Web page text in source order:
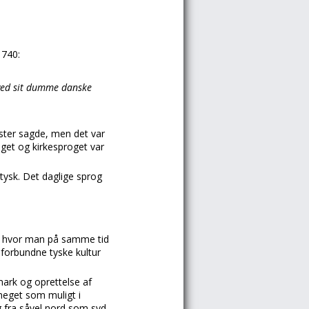
sit dumme danske
sagde, men det var
og kirkesproget var
Det daglige sprog
man på samme tid
tyske kultur
og oprettelse af
som muligt i